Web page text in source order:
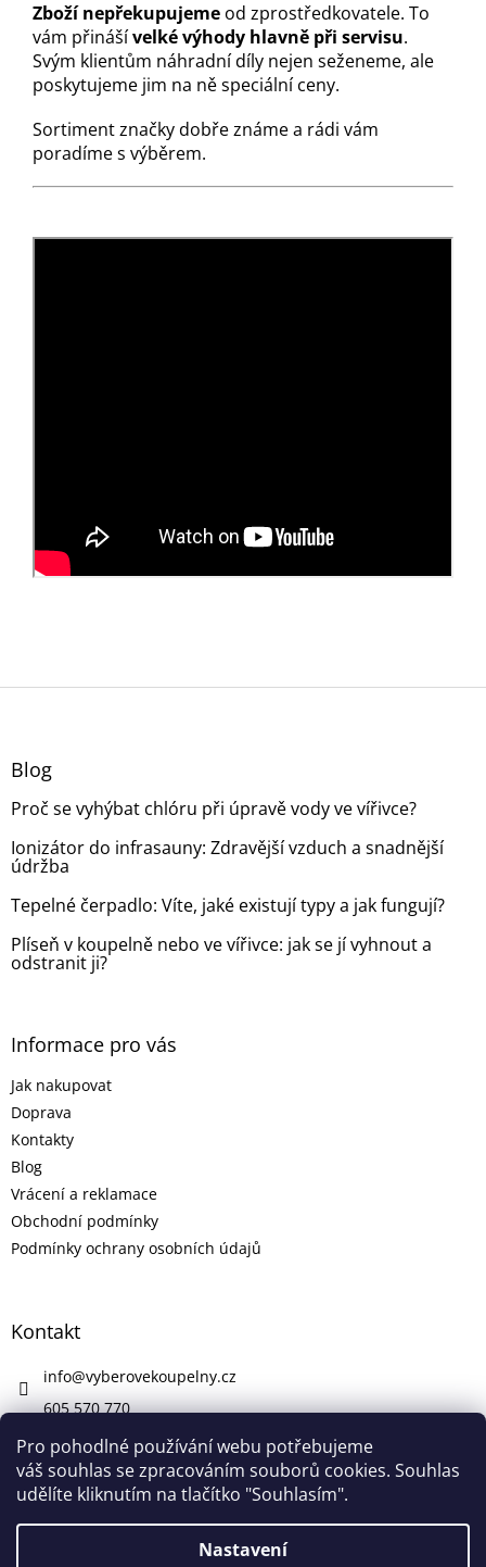
Pro pohodlné používání webu potřebujeme
váš souhlas se zpracováním souborů cookies. Souhlas
udělíte kliknutím na tlačítko "Souhlasím".
Nastavení
Zboží nepřekupujeme od zprostředkovatele. To
vám přinášívelké výhody hlavně při servisu.
Svým klientům náhradní díly nejen seženeme, ale
poskytujeme jim na ně speciální ceny.
Sortiment značky dobře známe a rádi vám
poradíme s výběrem.
Z
Blog
Proč se vyhýbat chlóru při úpravě vody ve vířivce?
Ionizátor do infrasauny: Zdravější vzduch a snadnější
údržba
Tepelné čerpadlo: Víte, jaké existují typy a jak fungují?
Plíseň v koupelně nebo ve vířivce: jak se jí vyhnout a
odstranit ji?
Informace pro vás
Jak nakupovat
Doprava
Kontakty
Blog
Vrácení a reklamace
Obchodní podmínky
Podmínky ochrany osobních údajů
Kontakt
info@vyberovekoupelny.cz
605 570 770
https://www.facebook.com/vyberovekoupelny/